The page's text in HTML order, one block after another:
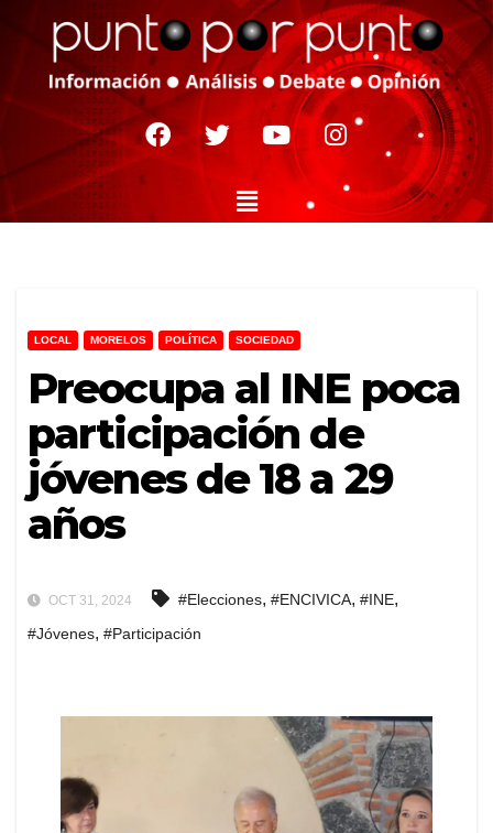
LOCAL MORELOS POLÍTICA SOCIEDAD
Preocupa al INE poca
participación de
jóvenes de 18 a 29
años
OCT 31, 2024 #Elecciones, #ENCIVICA, #INE,
#Jóvenes, #Participación